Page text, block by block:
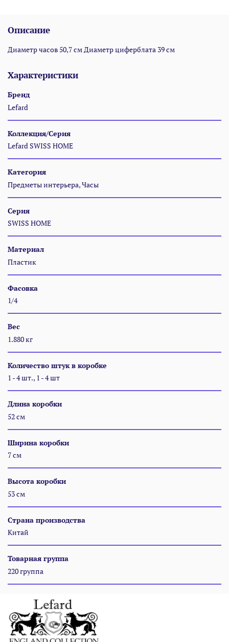
Описание
Диаметр часов 50,7 см Диаметр циферблата 39 см
Характеристики
Бренд
Lefard
Коллекция/Серия
Lefard SWISS HOME
Категория
Предметы интерьера, Часы
Серия
SWISS HOME
Материал
Пластик
Фасовка
1/4
Вес
1.880 кг
Количество штук в коробке
1 - 4 шт., 1 - 4 шт
Длина коробки
52 см
Ширина коробки
7 см
Высота коробки
53 см
Страна производства
Китай
Товарная группа
220 группа